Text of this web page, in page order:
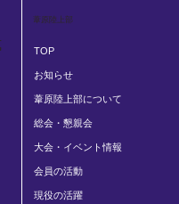
渡地区陸上競
葦原陸上部
TOP
お知らせ
葦原陸上部について
総会・懇親会
大会・イベント情報
会員の活動
現役の活躍